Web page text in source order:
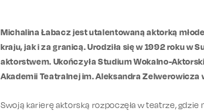
Michalina Łabacz jest utalentowaną aktorką
kraju, jak i za granicą. Urodziła się w 1992 roku w
aktorstwem. Ukończyła Studium Wokalno-
Akademii Teatralnej im. Aleksandra Zelwerowicza
Swoją karierę aktorską rozpoczęła w teatrze,